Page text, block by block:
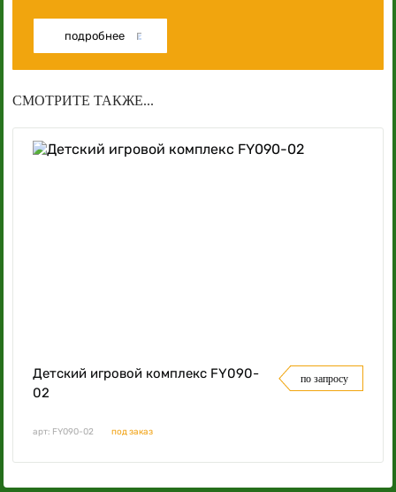
подробнее
СМОТРИТЕ ТАКЖЕ...
Детский игровой комплекс FY090-
02
по запросу
арт: FY090-02 под заказ